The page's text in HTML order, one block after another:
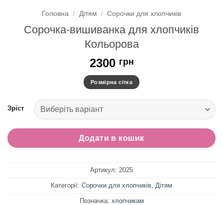
Головна / Дітям / Сорочки для хлопчиків
Сорочка-вишиванка для хлопчиків
Кольорова
2300 грн
Розмірна сітка
Зріст
Додати в кошик
Артикул: 2025
Категорії: Сорочки для хлопчиків Дітям
Позначка: хлопчикам